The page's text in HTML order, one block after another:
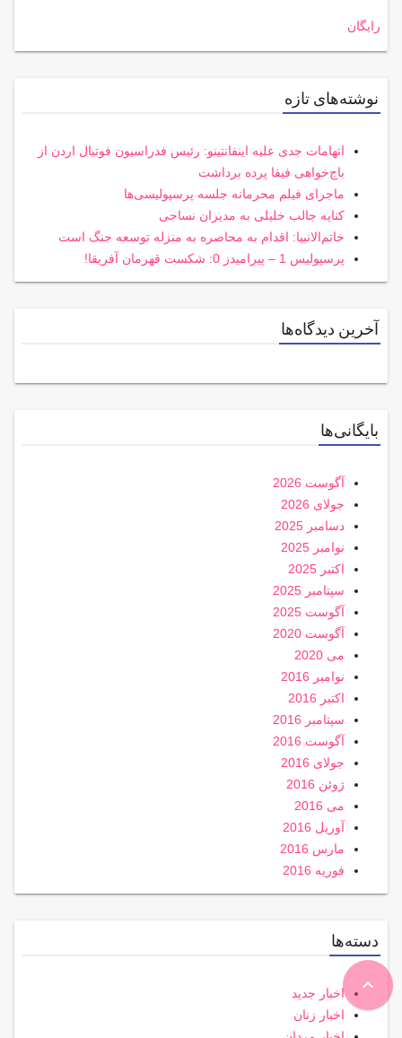
expand_less
رایگان
نوشته‌های تازه
اتهامات جدی علیه اینفانتینو: رئیس فدراسیون فوتبال اردن از
باج‌خواهی فیفا پرده برداشت
ماجرای فیلم محرمانه جلسه پرسپولیسی‌ها
کنایه جالب خلیلی به مدیران نساجی
خاتم‌الانبیا: اقدام به محاصره به منزله توسعه جنگ است
پرسپولیس 1 – پیرامیدز 0: شکست قهرمان آفریقا!
آخرین دیدگاه‌ها
بایگانی‌ها
آگوست 2026
جولای 2026
دسامبر 2025
نوامبر 2025
اکتبر 2025
سپتامبر 2025
آگوست 2025
آگوست 2020
می 2020
نوامبر 2016
اکتبر 2016
سپتامبر 2016
آگوست 2016
جولای 2016
ژوئن 2016
می 2016
آوریل 2016
مارس 2016
فوریه 2016
دسته‌ها
اخبار جدید
اخبار زنان